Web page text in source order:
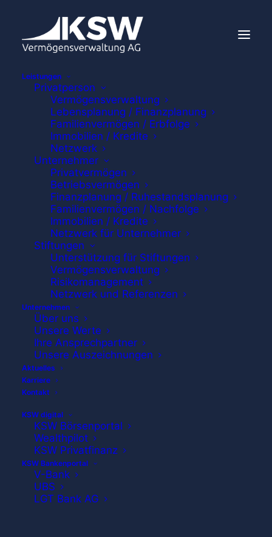
Leistungen
Privatperson
Vermögensverwaltung
Lebensplanung / Finanzplanung
Familienvermögen / Erbfolge
Immobilien / Kredite
Netzwerk
Unternehmer
Privatvermögen
Betriebsvermögen
Finanzplanung / Ruhestandsplanung
Familienvermögen / Nachfolge
Immobilien / Kredite
Netzwerk für Unternehmer
Stiftungen
Unterstützung für Stiftungen
Vermögensverwaltung
Risikomanagement
Netzwerk und Referenzen
Unternehmen
Über uns
Unsere Werte
Ihre Ansprechpartner
Unsere Auszeichnungen
Aktuelles
Karriere
Kontakt
KSW digital
KSW Börsenportal
Wealthpilot
KSW Privatfinanz
KSW Bankenportal
V-Bank
UBS
LGT Bank AG